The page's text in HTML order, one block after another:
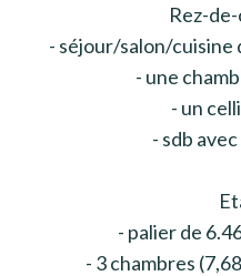
Rez-
- séjour/salon/cuisine
- une
- un
- sdb
- palier de
- 3 chambres